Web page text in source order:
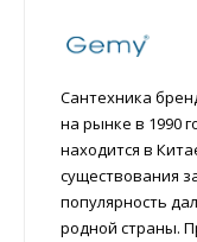
Сантехника
на рынке в 1990
находится в
существования
популярность
родной страны.